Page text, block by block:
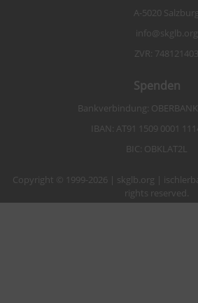
A-5020 Salzburg
info@skglb.org
ZVR: 748121403
Spenden
Bankverbindung:
IBAN: AT91 1509 0001
BIC: OBKLAT2L
Copyright © 1999-2026 | skglb.org |
rights reserved.